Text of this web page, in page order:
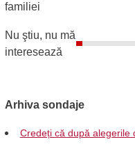
familiei
Nu ştiu, nu mă
interesează
Arhiva sondaje
Credeți că după alegerile